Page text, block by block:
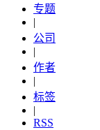
专题
|
公司
|
作者
|
标签
|
RSS